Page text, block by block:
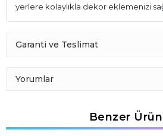
yerlere kolaylıkla dekor eklemenizi
Garanti ve Teslimat
Yorumlar
Benzer